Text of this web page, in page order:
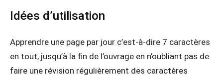
Idées d’utilisation
Apprendre une page par jour c’est-à-dire 7 caractères
en tout, jusqu’à la fin de l’ouvrage en n’oubliant pas de
faire une révision régulièrement des caractères